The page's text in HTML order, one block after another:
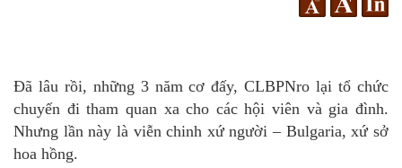
Đã lâu rồi, những 3 năm cơ đấy, CLBPNro lại tổ chức
chuyến đi tham quan xa cho các hội viên và gia đình.
Nhưng lần này là viễn chinh xứ người – Bulgaria, xứ sở
hoa hồng.